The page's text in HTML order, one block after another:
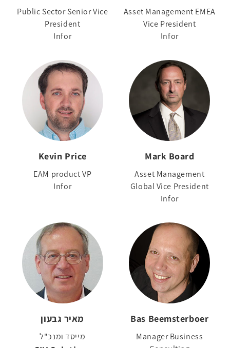
Asset Management EMEA
Vice President
Infor
Public Sector Senior Vice
President
Infor
Mark Board
Asset Management
Global Vice President
Infor
Kevin Price
EAM product VP
Infor
Bas Beemsterboer
Manager Business
מאיר גבעון
מייסד ומנכ"ל